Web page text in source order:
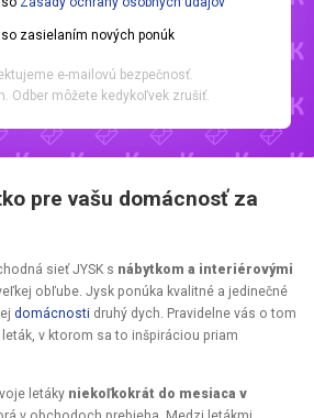
zasielaním nových ponúk
e-mailovú bezpečnosť.
Odber môžete kedykoľvek zrušiť.
pre vašu domácnosť za
sieť JYSK s nábytkom a interiérovými
obľube. Jysk ponúka kvalitné a jedinečné
domácnosti druhý dych. Pravidelne vás o tom
v ktorom sa to inšpiráciou priam
letáky niekoľkokrát do mesiaca v